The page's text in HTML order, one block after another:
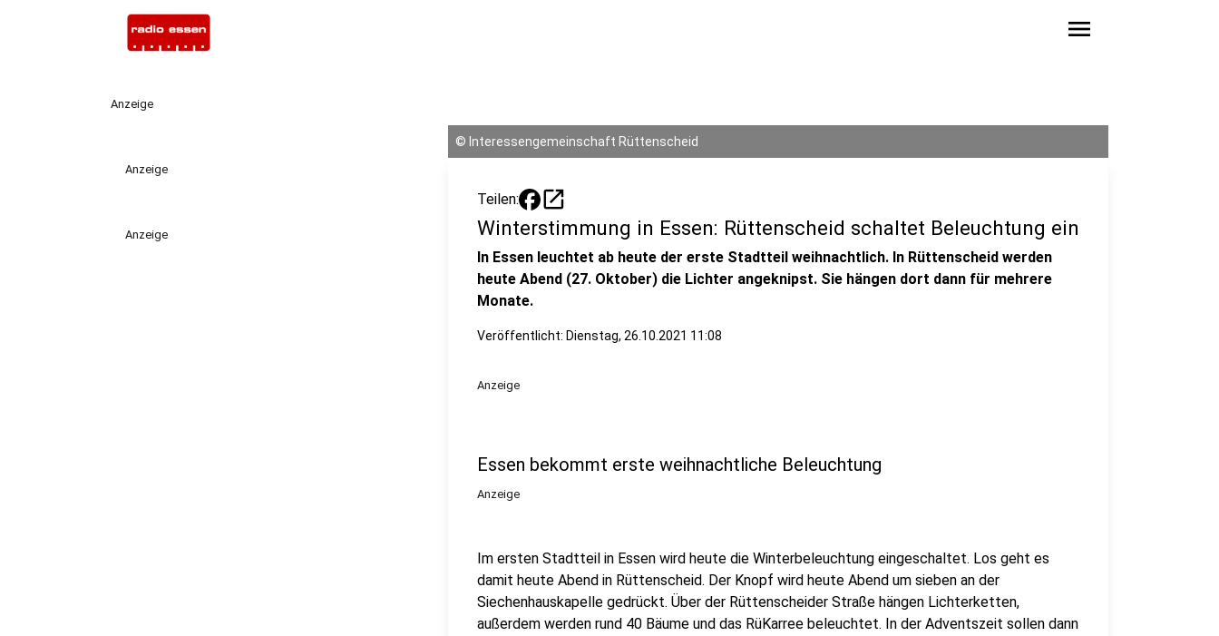
menu
Anzeige
Anzeige
Anzeige
© Interessengemeinschaft Rüttenscheid
Teilen: open_in_new
Winterstimmung in Essen: Rüttenscheid schaltet Beleuchtung ein
In Essen leuchtet ab heute der erste Stadtteil weihnachtlich. In Rüttenscheid werden
heute Abend (27. Oktober) die Lichter angeknipst. Sie hängen dort dann für mehrere
Monate.
Veröffentlicht: Dienstag, 26.10.2021 11:08
Anzeige
Essen bekommt erste weihnachtliche Beleuchtung
Anzeige
Im ersten Stadtteil in Essen wird heute die Winterbeleuchtung eingeschaltet. Los geht es
damit heute Abend in Rüttenscheid. Der Knopf wird heute Abend um sieben an der
Siechenhauskapelle gedrückt. Über der Rüttenscheider Straße hängen Lichterketten,
außerdem werden rund 40 Bäume und das RüKarree beleuchtet. In der Adventszeit sollen dann